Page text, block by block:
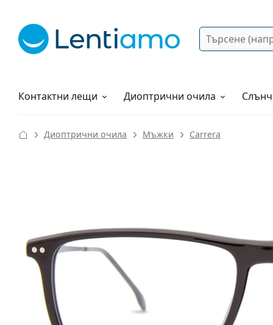
Търсене
Контактни лещи
Разтвори Диоптрични очила
Как да поръчам?
Диоптрични очила Мъжки Carrera
137 mm
Ширина
Ширина
на